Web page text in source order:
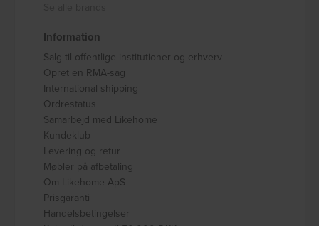
Information
Salg til offentlige institutioner og erhverv
Opret en RMA-sag
International shipping
Ordrestatus
Samarbejd med Likehome
Kundeklub
Levering og retur
Møbler på afbetaling
Om Likehome ApS
Prisgaranti
Handelsbetingelser